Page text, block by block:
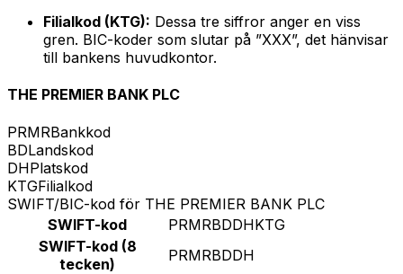
Filialkod (KTG): Dessa tre siffror anger en viss
gren. BIC-koder som slutar på ”XXX”, det hänvisar
till bankens huvudkontor.
THE PREMIER BANK PLC
PRMRBankkod
BDLandskod
DHPlatskod
KTGFilialkod
SWIFT/BIC-kod för THE PREMIER BANK PLC
SWIFT-kod
PRMRBDDHKTG
SWIFT-kod (8
tecken)
PRMRBDDH